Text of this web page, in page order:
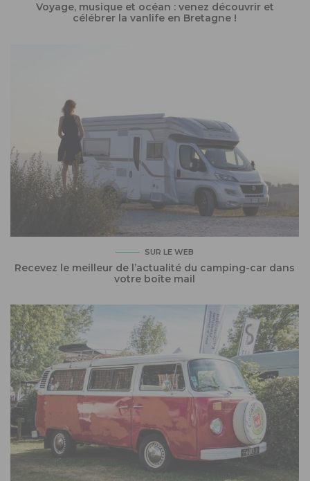
Voyage, musique et océan : venez découvrir et
célébrer la vanlife en Bretagne !
SUR LE WEB
Recevez le meilleur de l’actualité du camping-car dans
votre boîte mail